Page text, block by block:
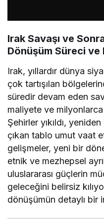
Irak Savaşı ve
Dönüşüm Süreci ve
Irak, yıllardır dünya
çok tartışılan
süredir devam eden
maliyete ve milyonlarca
Şehirler yıkıldı,
çıkan tablo umut vaat
gelişmeler, yeni bir
etnik ve mezhepsel
uluslararası güçlerin
geleceğini belirsiz
dönüşümün detaylı bir